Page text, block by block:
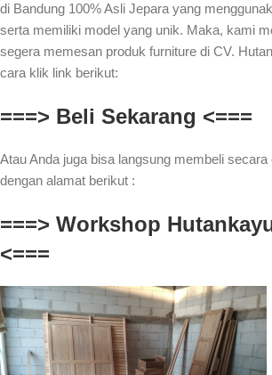
di Bandung 100% Asli Jepara yang
serta memiliki model yang unik. Maka, kami
segera memesan produk furniture di CV.
cara klik link berikut:
===> Beli Sekarang <===
Atau Anda juga bisa langsung membeli
dengan alamat berikut :
===> Workshop
<===